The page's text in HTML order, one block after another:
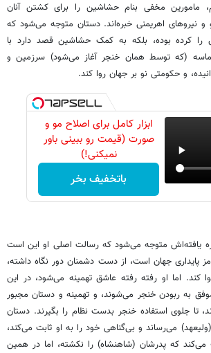
مامورین مخفی بنام حشاشین را برای کشتن آنان
نیروهای اهریمنی خبره‌اند. دستان متوجه می‌شود که
را کرده بوده، بلکه به کمک حشاشین قصد دارد با
(که توسط همان خنجر آغاز می‌شود) سرزمین و
و حکومتی نو بر جهان روا کند.
ابزار کامل برای اصلاح مو و
صورت (قیمت رو ببینی باور
نمیکنی!)
باتخفیف بخر
یافته‌اش متوجه می‌شود که رسالت اصلی او این است
پایداری جهان است، از دست دشمنان دور نگاه داشته،
کند. اما او رفته رفته عاشق تهمینه می‌شود، در این
به ربودن خنجر می‌شوند، و تهمینه و دستان مجبور
تا جلوی استفاده خنجر بدست نظام را بگیرند. دستان
می‌رساند و بی‌گناهی خود را به او ثابت می‌کند،
می‌کند که پدرشان (شاهنشاه) را نکشته، اما در همین